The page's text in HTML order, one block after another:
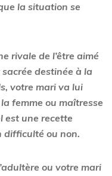
la situation se
rivale de l’être aimé
destinée à la
votre mari va lui
femme ou maîtresse
est une recette
difficulté ou non.
ou votre mari